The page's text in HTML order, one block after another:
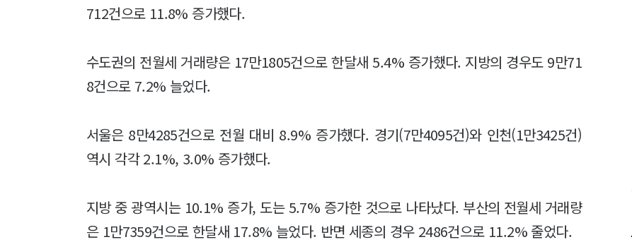
712건으로 11.8% 증가했다.
수도권의 전월세 거래량은 17만1805건으로 한달새 5.4% 증가했다. 지방의 경우도 9만71
8건으로 7.2% 늘었다.
서울은 8만4285건으로 전월 대비 8.9% 증가했다. 경기(7만4095건)와 인천(1만3425건)
역시 각각 2.1%, 3.0% 증가했다.
지방 중 광역시는 10.1% 증가, 도는 5.7% 증가한 것으로 나타났다. 부산의 전월세 거래량
은 1만7359건으로 한달새 17.8% 늘었다. 반면 세종의 경우 2486건으로 11.2% 줄었다.